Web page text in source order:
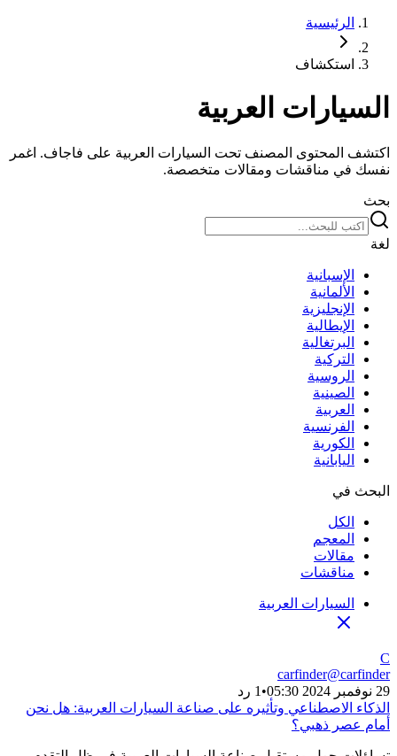
الرئيسية
استكشاف
السيارات العربية
اكتشف المحتوى المصنف تحت السيارات العربية على فاجاف. اغمر
نفسك في مناقشات ومقالات متخصصة.
بحث
لغة
الإسبانية
الألمانية
الإنجليزية
الإيطالية
البرتغالية
التركية
الروسية
الصينية
العربية
الفرنسية
الكورية
اليابانية
البحث في
الكل
المعجم
مقالات
مناقشات
السيارات العربية
C
carfinder@carfinder
29 نوفمبر 2024 05:30
• 1 رد
الذكاء الاصطناعي وتأثيره على صناعة السيارات العربية: هل نحن
أمام عصر ذهبي؟